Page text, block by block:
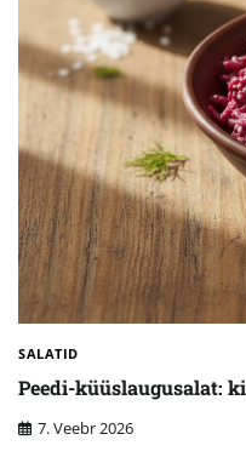
SALATID
Peedi-küüslaugusalat:
7. Veebr 2026